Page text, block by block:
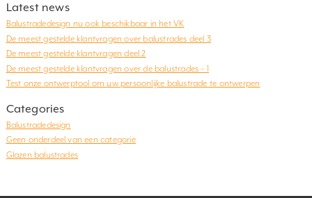
Latest news
Balustradedesign nu ook beschikbaar in het VK
De meest gestelde klantvragen over balustrades deel 3
De meest gestelde klantvragen deel 2
De meest gestelde klantvragen over de balustrades – 1
Test onze ontwerptool om uw persoonlijke balustrade te ontwerpen
Categories
Balustradedesign
Geen onderdeel van een categorie
Glazen balustrades